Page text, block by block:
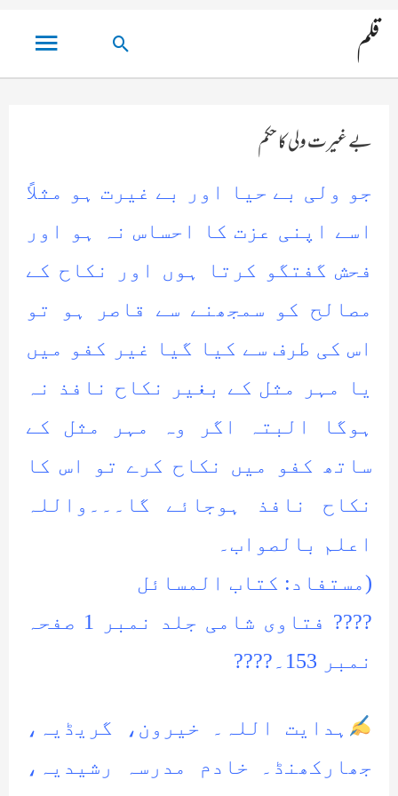
قلم
مین
مینو
تلاش
کریں۔
بے غیرت ولی کا حکم
جو ولی بے حیا اور بے غیرت ہو مثلاً
اسے اپنی عزت کا احساس نہ ہو اور
فحش گفتگو کرتا ہوں اور نکاح کے
مصالح کو سمجھنے سے قاصر ہو تو
اس کی طرف سے کیا گیا غیر کفو میں
یا مہر مثل کے بغیر نکاح نافذ نہ
ہوگا البتہ اگر وہ مہر مثل کے
ساتھ کفو میں نکاح کرے تو اس کا
نکاح نافذ ہوجائے گا۔۔۔واللہ
اعلم بالصواب۔
(مستفاد: کتاب المسائل
???? فتاوی شامی جلد نمبر 1 صفحہ
نمبر 153۔????
ہدایت اللہ۔ خیرون، گریڈیہ،
جھارکھنڈ۔ خادم مدرسہ رشیدیہ،